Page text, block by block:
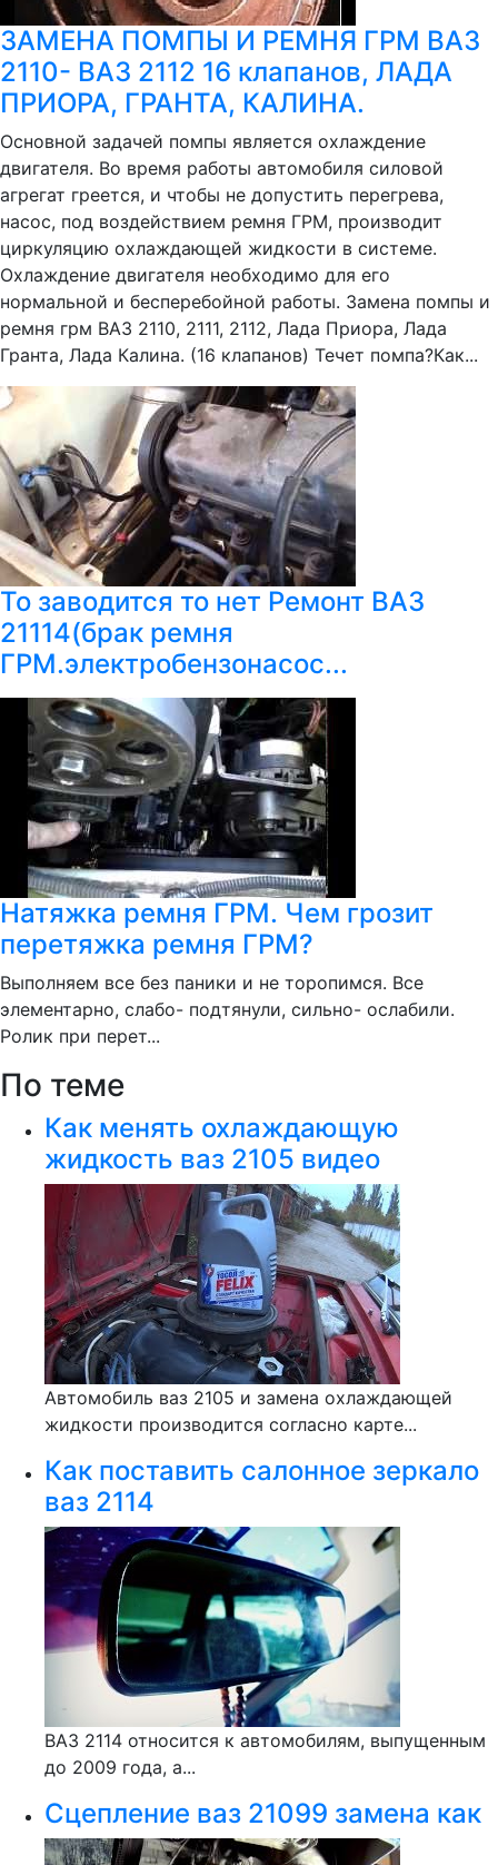
ЗАМЕНА ПОМПЫ И РЕМНЯ ГРМ ВАЗ
2110- ВАЗ 2112 16 клапанов, ЛАДА
ПРИОРА, ГРАНТА, КАЛИНА.
Основной задачей помпы является охлаждение
двигателя. Во время работы автомобиля силовой
агрегат греется, и чтобы не допустить перегрева,
насос, под воздействием ремня ГРМ, производит
циркуляцию охлаждающей жидкости в системе.
Охлаждение двигателя необходимо для его
нормальной и бесперебойной работы. Замена помпы и
ремня грм ВАЗ 2110, 2111, 2112, Лада Приора, Лада
Гранта, Лада Калина. (16 клапанов) Течет помпа?Как...
То заводится то нет Ремонт ВАЗ
21114(брак ремня
ГРМ.электробензонасос...
Натяжка ремня ГРМ. Чем грозит
перетяжка ремня ГРМ?
Выполняем все без паники и не торопимся. Все
элементарно, слабо- подтянули, сильно- ослабили.
Ролик при перет...
По теме
Как менять охлаждающую
жидкость ваз 2105 видео
Автомобиль ваз 2105 и замена охлаждающей
жидкости производится согласно карте...
Как поставить салонное зеркало
ваз 2114
ВАЗ 2114 относится к автомобилям, выпущенным
до 2009 года, а...
Сцепление ваз 21099 замена как